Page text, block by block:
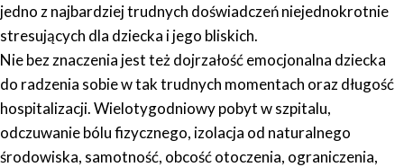
jedno z najbardziej trudnych doświadczeń niejednokrotnie
stresujących dla dziecka i jego bliskich.
Nie bez znaczenia jest też dojrzałość emocjonalna dziecka
do radzenia sobie w tak trudnych momentach oraz długość
hospitalizacji. Wielotygodniowy pobyt w szpitalu,
odczuwanie bólu fizycznego, izolacja od naturalnego
środowiska, samotność, obcość otoczenia, ograniczenia,